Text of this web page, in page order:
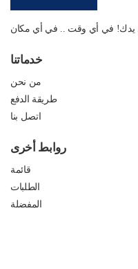
يدك! في أي وقت .. في أي مكان
خدماتنا
من نحن
طريقة الدفع
اتصل بنا
روابط أخرى
قائمة
الطلبات
المفضلة